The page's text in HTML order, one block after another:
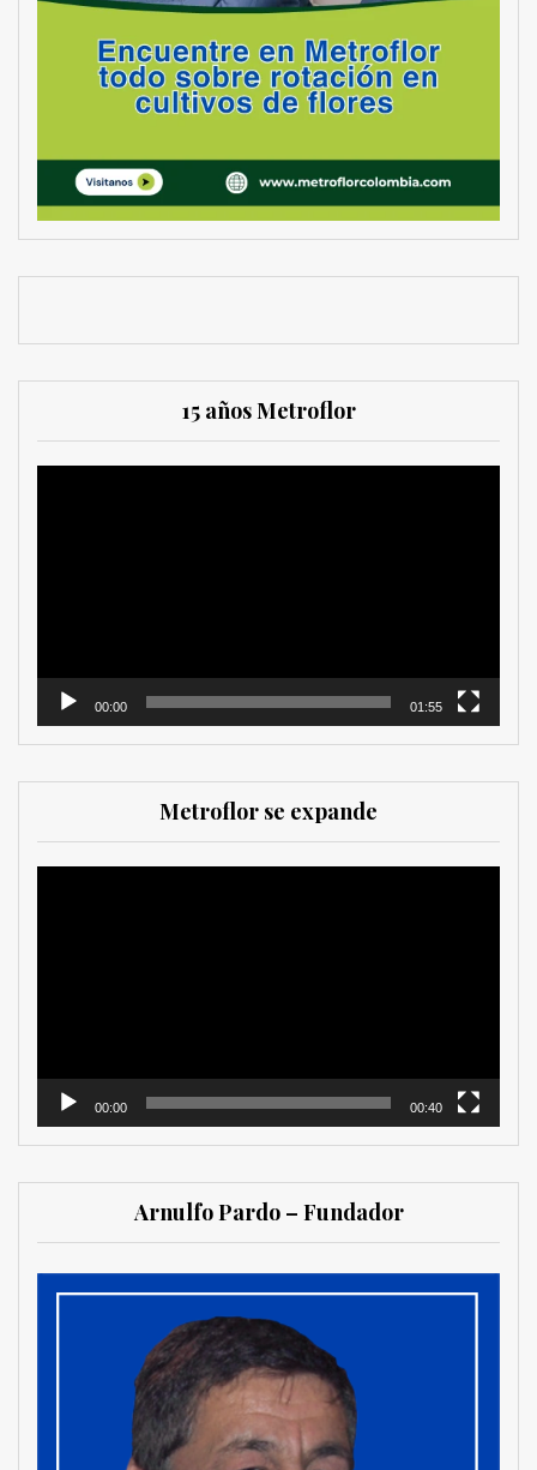
15 años Metroflor
00:00 01:55
Metroflor se expande
00:00 00:40
Arnulfo Pardo – Fundador